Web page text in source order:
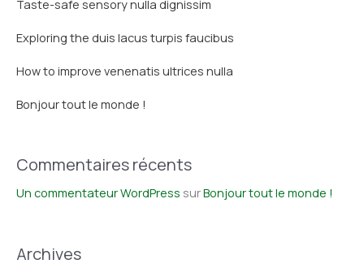
Taste-safe sensory nulla dignissim
Exploring the duis lacus turpis faucibus
How to improve venenatis ultrices nulla
Bonjour tout le monde !
Commentaires récents
Un commentateur WordPress surBonjour tout le monde !
Archives